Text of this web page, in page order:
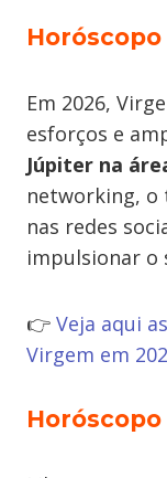
Em 2026,
esforços e
Júpiter na
networking, o
nas redes
impulsionar o
👉 Veja aqui
Virgem em